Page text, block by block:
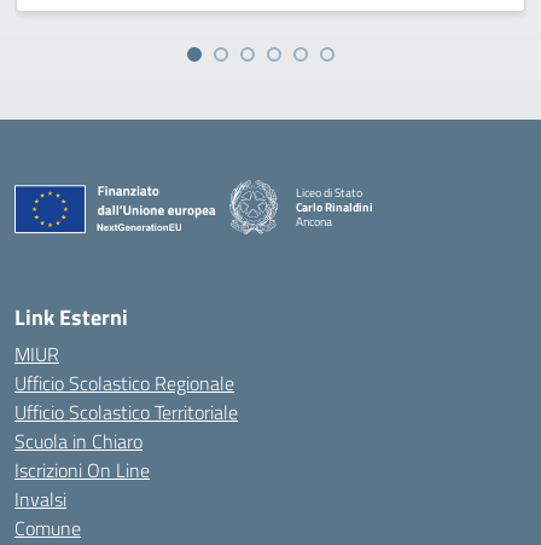
Liceo di Stato
Carlo Rinaldini
Ancona
Link Esterni
MIUR
Ufficio Scolastico Regionale
Ufficio Scolastico Territoriale
Scuola in Chiaro
Iscrizioni On Line
Invalsi
Comune